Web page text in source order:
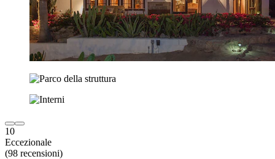
10
Eccezionale
(98 recensioni)